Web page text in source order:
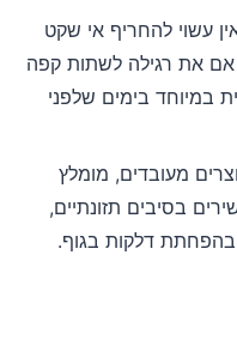
עשוי להחריף אי שקט
אם את רגילה לשתות קפה
במיוחד בימים שלפני
מעובדים, מומלץ
בסיבים תזונתיים,
בהפחתת דלקות בגוף.